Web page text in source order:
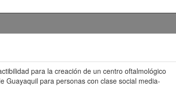
para la creación de un centro oftalmológico
Guayaquil para personas con clase social media-